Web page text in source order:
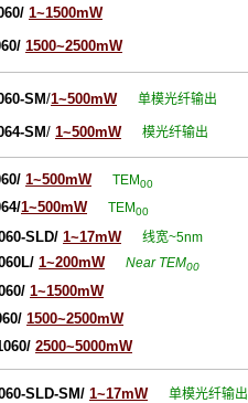
1~1500mW
1500~2500mW
SM/1~500mW 单模光纤输出
SM/ 1~500mW 模光纤输出
1~500mW TEM00
1~500mW TEM00
0-SLD/ 1~17mW 线宽~5nm
1~200mW Near TEM00
0/ 1~1500mW
1500~2500mW
2500~5000mW
0-SLD-SM/ 1~17mW 单模光纤输出